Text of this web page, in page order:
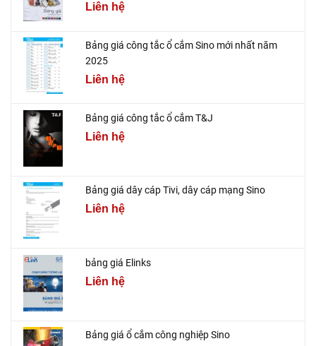
Liên hệ
Bảng giá công tắc ổ cắm Sino mới nhất năm
2025
Liên hệ
Bảng giá công tắc ổ cắm T&J
Liên hệ
Bảng giá dây cáp Tivi, dây cáp mạng Sino
Liên hệ
bảng giá Elinks
Liên hệ
Bảng giá ổ cắm công nghiệp Sino